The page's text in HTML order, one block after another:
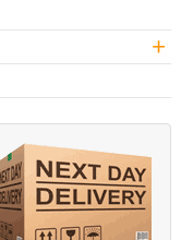
+